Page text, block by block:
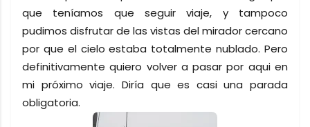
que teníamos que seguir viaje, y tampoco
pudimos disfrutar de las vistas del mirador cercano
por que el cielo estaba totalmente nublado. Pero
definitivamente quiero volver a pasar por aqui en
mi próximo viaje. Diría que es casi una parada
obligatoria.